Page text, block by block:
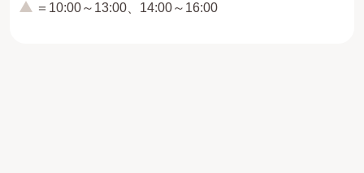
＝10:00～13:00、14:00～16:00